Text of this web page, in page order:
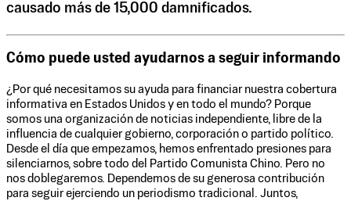
causado más de 15,000 damnificados.
Cómo puede usted ayudarnos a seguir informando
¿Por qué necesitamos su ayuda para financiar nuestra cobertura
informativa en Estados Unidos y en todo el mundo? Porque
somos una organización de noticias independiente, libre de la
influencia de cualquier gobierno, corporación o partido político.
Desde el día que empezamos, hemos enfrentado presiones para
silenciarnos, sobre todo del Partido Comunista Chino. Pero no
nos doblegaremos. Dependemos de su generosa contribución
para seguir ejerciendo un periodismo tradicional. Juntos,